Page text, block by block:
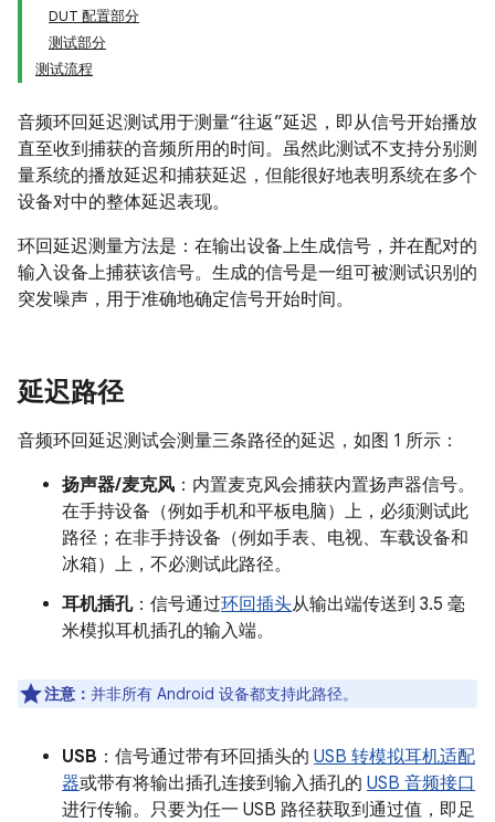
DUT 配置部分
测试部分
测试流程
音频环回延迟测试用于测量“往返”延迟，即从信号开始播放
直至收到捕获的音频所用的时间。虽然此测试不支持分别测
量系统的播放延迟和捕获延迟，但能很好地表明系统在多个
设备对中的整体延迟表现。
环回延迟测量方法是：在输出设备上生成信号，并在配对的
输入设备上捕获该信号。生成的信号是一组可被测试识别的
突发噪声，用于准确地确定信号开始时间。
延迟路径
音频环回延迟测试会测量三条路径的延迟，如图 1 所示：
扬声器/麦克风 ：内置麦克风会捕获内置扬声器信号。
在手持设备（例如手机和平板电脑）上，必须测试此
路径；在非手持设备（例如手表、电视、车载设备和
冰箱）上，不必测试此路径。
耳机插孔：信号通过环回插头从输出端传送到 3.5 毫
米模拟耳机插孔的输入端。
注意： 并非所有 Android 设备都支持此路径。
USB ：信号通过带有环回插头的 USB 转模拟耳机适配
器或带有将输出插孔连接到输入插孔的 USB 音频接口
进行传输。只要为任一 USB 路径获取到通过值，即足